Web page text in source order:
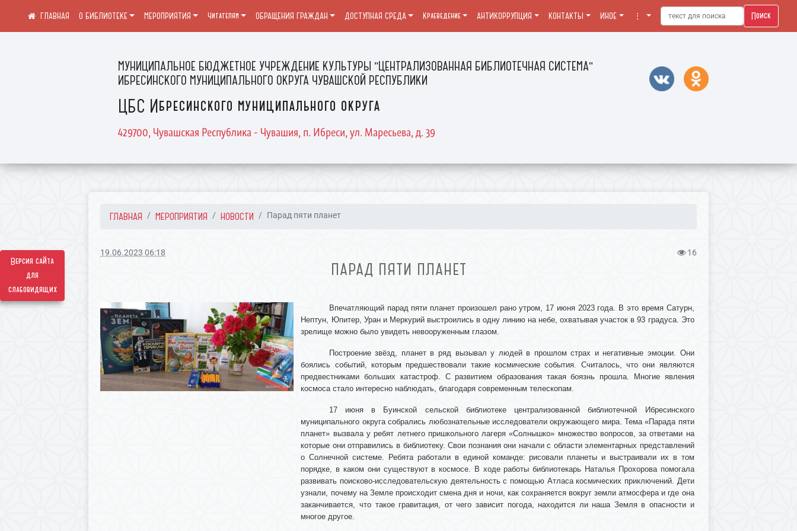
Версия сайта
для
слабовидящих
МУНИЦИПАЛЬНОЕ БЮДЖЕТНОЕ УЧРЕЖДЕНИЕ КУЛЬТУРЫ "ЦЕНТРАЛИЗОВАННАЯ БИБЛИОТЕЧНАЯ СИСТЕМА"
ИБРЕСИНСКОГО МУНИЦИПАЛЬНОГО ОКРУГА ЧУВАШСКОЙ РЕСПУБЛИКИ
ЦБС Ибресинского муниципального округа
429700, Чувашская Республика - Чувашия, п. Ибреси, ул. Маресьева, д. 39
О БИБЛИОТЕКЕ МЕРОПРИЯТИЯ Читателям ОБРАЩЕНИЯ ГРАЖДАН ДОСТУПНАЯ СРЕДА Краеведение АНТИКОРРУПЦИЯ КОНТАКТЫ ИНОЕ ⋮ Поиск
ГЛАВНАЯ МЕРОПРИЯТИЯ НОВОСТИ Парад пяти планет
19.06.2023 06:18 16
ПАРАД ПЯТИ ПЛАНЕТ
Впечатляющий парад пяти планет произошел рано утром, 17 июня 2023 года. В это время Сатурн,
Нептун, Юпитер, Уран и Меркурий выстроились в одну линию на небе, охватывая участок в 93 градуса. Это
зрелище можно было увидеть невооруженным глазом.
Построение звёзд, планет в ряд вызывал у людей в прошлом страх и негативные эмоции. Они
боялись событий, которым предшествовали такие космические события. Считалось, что они являются
предвестниками больших катастроф. С развитием образования такая боязнь прошла. Многие явления
космоса стало интересно наблюдать, благодаря современным телескопам.
17 июня в Буинской сельской библиотеке централизованной библиотечной Ибресинского
муниципального округа собрались любознательные исследователи окружающего мира. Тема «Парада пяти
планет» вызвала у ребят летнего пришкольного лагеря «Солнышко» множество вопросов, за ответами на
которые они отправились в библиотеку. Свои познания они начали с области элементарных представлений
о Солнечной системе. Ребята работали в единой команде: рисовали планеты и выстраивали их в том
порядке, в каком они существуют в космосе. В ходе работы библиотекарь Наталья Прохорова помогала
развивать поисково-исследовательскую деятельность с помощью Атласа космических приключений. Дети
узнали, почему на Земле происходит смена дня и ночи, как сохраняется вокруг земли атмосфера и где она
заканчивается, что такое гравитация, от чего зависит погода, находится ли наша Земля в опасности и
многое другое.